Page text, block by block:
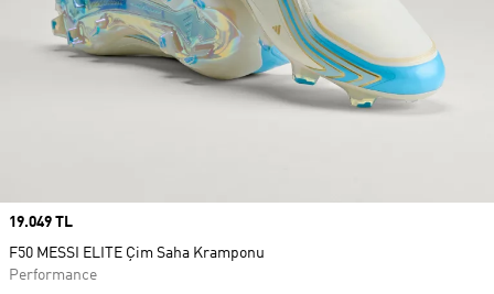
Price
19.049 TL
F50 MESSI ELITE Çim Saha Kramponu
Performance